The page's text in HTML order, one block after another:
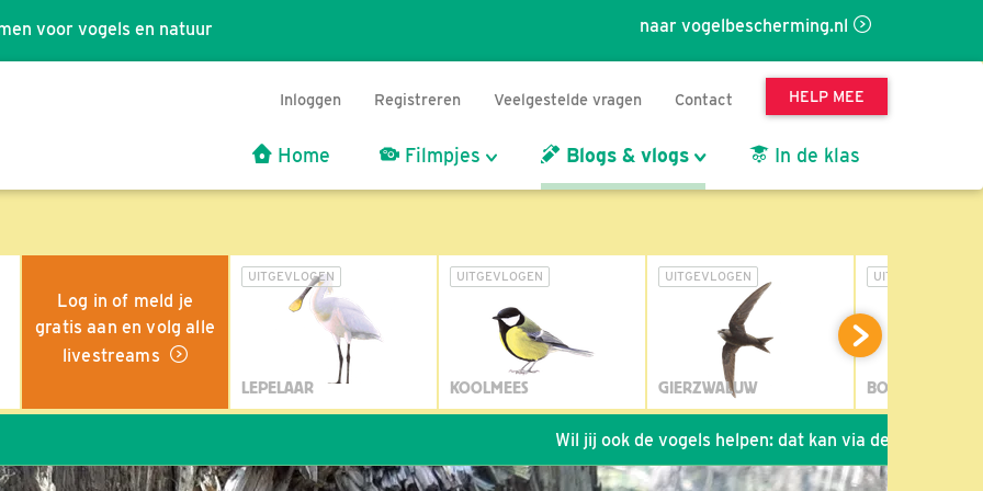
naar vogelbescherming.nl
voor vogels en natuur
Inloggen Registreren Veelgestelde vragen Contact HELP MEE
Home Filmpjes Blogs & vlogs In de klas
Log in of meld je
gratis aan en volg alle
livestreams
UITGEVLOGEN
LEPELAAR
UITGEVLOGEN
KOOLMEES
UITGEVLOGEN
GIERZWALUW
UITGEVLOGEN
BOSUIL
Wil jij ook de vogels helpen: dat kan via de link! *Seizoen